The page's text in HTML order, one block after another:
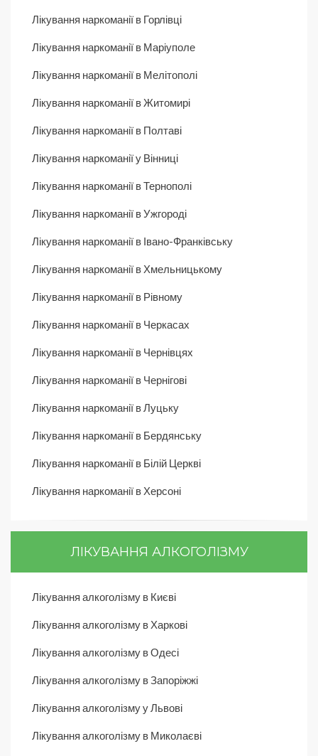
Лікування наркоманії в Горлівці
Лікування наркоманії в Маріуполе
Лікування наркоманії в Мелітополі
Лікування наркоманії в Житомирі
Лікування наркоманії в Полтаві
Лікування наркоманії у Вінниці
Лікування наркоманії в Тернополі
Лікування наркоманії в Ужгороді
Лікування наркоманії в Івано-Франківську
Лікування наркоманії в Хмельницькому
Лікування наркоманії в Рівному
Лікування наркоманії в Черкасах
Лікування наркоманії в Чернівцях
Лікування наркоманії в Чернігові
Лікування наркоманії в Луцьку
Лікування наркоманії в Бердянську
Лікування наркоманії в Білій Церкві
Лікування наркоманії в Херсоні
ЛІКУВАННЯ АЛКОГОЛІЗМУ
Лікування алкоголізму в Києві
Лікування алкоголізму в Харкові
Лікування алкоголізму в Одесі
Лікування алкоголізму в Запоріжжі
Лікування алкоголізму у Львові
Лікування алкоголізму в Миколаєві